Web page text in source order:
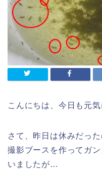
こんにちは、今日も元
さて、昨日は休みだっ
撮影ブースを作ってガ
いましたが…